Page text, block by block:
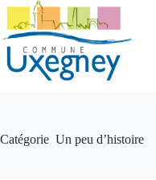
Passer
contenu
Catégorie Un peu d’histoire